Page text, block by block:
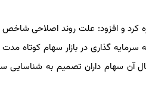
و افزود: علت روند اصلاحی شاخص
سرمایه گذاری در بازار سهام کوتاه
سهام داران تصمیم به شناسایی